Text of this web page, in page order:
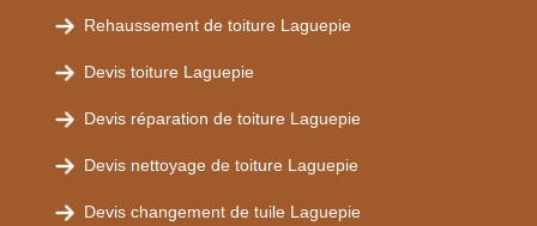
Rehaussement de toiture Laguepie
Devis toiture Laguepie
Devis réparation de toiture Laguepie
Devis nettoyage de toiture Laguepie
Devis changement de tuile Laguepie